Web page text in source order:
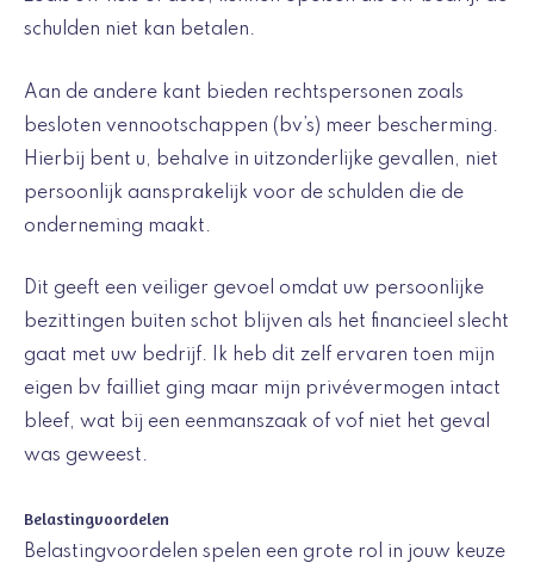
schulden niet kan betalen.
Aan de andere kant bieden rechtspersonen zoals
besloten vennootschappen (bv’s) meer bescherming.
Hierbij bent u, behalve in uitzonderlijke gevallen, niet
persoonlijk aansprakelijk voor de schulden die de
onderneming maakt.
Dit geeft een veiliger gevoel omdat uw persoonlijke
bezittingen buiten schot blijven als het financieel slecht
gaat met uw bedrijf. Ik heb dit zelf ervaren toen mijn
eigen bv failliet ging maar mijn privévermogen intact
bleef, wat bij een eenmanszaak of vof niet het geval
was geweest.
Belastingvoordelen
Belastingvoordelen spelen een grote rol in jouw keuze